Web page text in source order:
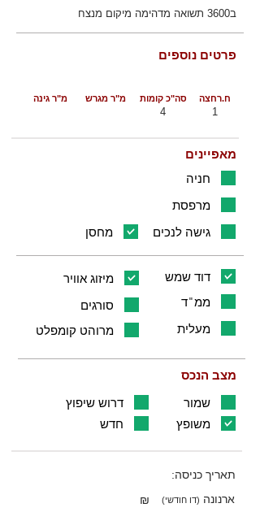
ב3600 תשואה מדהימה מיקום מנצח
פרטים נוספים
סה"כ קומות מ"ר גינה מ"ר מגרש ח.רחצה
4 1
מאפיינים
חניה
מרפסת
מחסן
גישה לנכים
מיזוג אוויר
דוד שמש
סורגים
ממ"ד
מרוהט קומפלט
מעלית
מצב הנכס
דרוש שיפוץ
שמור
חדש
משופץ
תאריך כניסה:
₪
ארנונה (דו חודשי)